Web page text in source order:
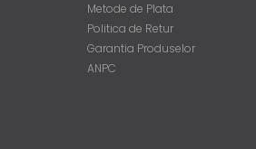
Metode de Plata
Politica de Retur
Garantia Produselor
ANPC